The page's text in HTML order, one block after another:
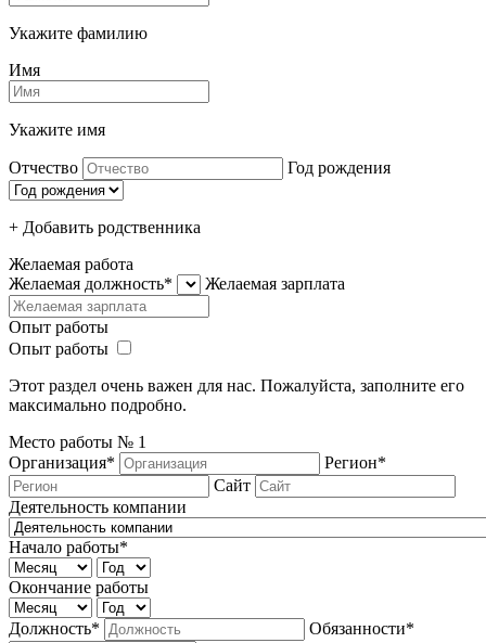
Укажите фамилию
Имя
Укажите имя
Отчество Год рождения
+ Добавить родcтвенника
Желаемая работа
Желаемая должность*
Желаемая зарплата
Опыт работы
Опыт работы
Этот раздел очень важен для нас. Пожалуйста, заполните его
максимально подробно.
Место работы № 1
Организация*
Регион*
Сайт
Деятельность компании
Начало работы*
Окончание работы
Должность* Обязанности*